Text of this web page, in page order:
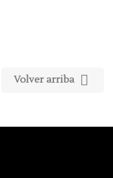
Volver arriba 